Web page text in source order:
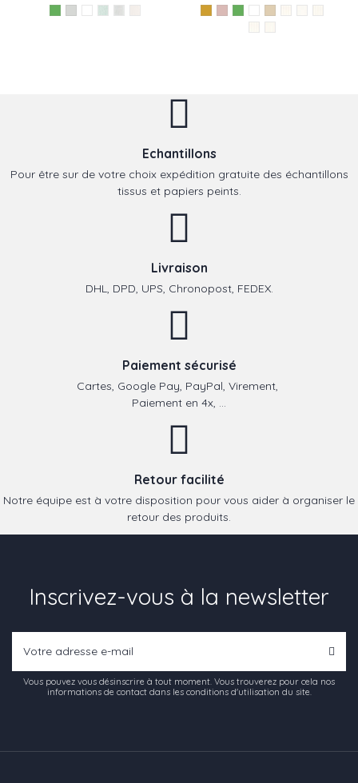
Echantillons
Pour être sur de votre choix expédition gratuite des échantillons
tissus et papiers peints.
Livraison
DHL, DPD, UPS, Chronopost, FEDEX.
Paiement sécurisé
Cartes, Google Pay, PayPal, Virement,
Paiement en 4x, ...
Retour facilité
Notre équipe est à votre disposition pour vous aider à organiser le
retour des produits.
Inscrivez-vous à la newsletter
Vous pouvez vous désinscrire à tout moment. Vous trouverez pour cela nos
informations de contact dans les conditions d'utilisation du site.